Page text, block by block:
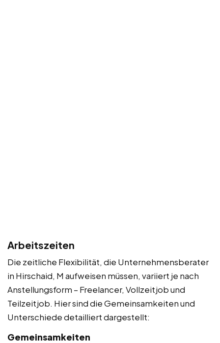
Arbeitszeiten
Die zeitliche Flexibilität, die Unternehmensberater
in Hirschaid, M aufweisen müssen, variiert je nach
Anstellungsform – Freelancer, Vollzeitjob und
Teilzeitjob. Hier sind die Gemeinsamkeiten und
Unterschiede detailliert dargestellt:
Gemeinsamkeiten